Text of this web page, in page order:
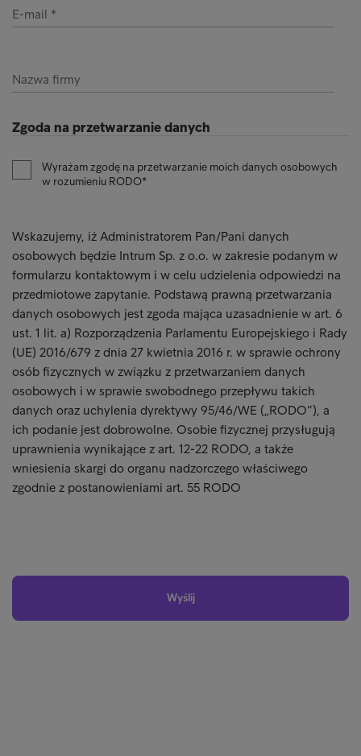
E-mail
Nazwa firmy
Zgoda na przetwarzanie danych
Wyrażam zgodę na przetwarzanie moich danych osobowych
w rozumieniu RODO
Wskazujemy, iż Administratorem Pan/Pani danych
osobowych będzie Intrum Sp. z o.o. w zakresie podanym w
formularzu kontaktowym i w celu udzielenia odpowiedzi na
przedmiotowe zapytanie. Podstawą prawną przetwarzania
danych osobowych jest zgoda mająca uzasadnienie w art. 6
ust. 1 lit. a) Rozporządzenia Parlamentu Europejskiego i Rady
(UE) 2016/679 z dnia 27 kwietnia 2016 r. w sprawie ochrony
osób fizycznych w związku z przetwarzaniem danych
osobowych i w sprawie swobodnego przepływu takich
danych oraz uchylenia dyrektywy 95/46/WE („RODO”), a
ich podanie jest dobrowolne. Osobie fizycznej przysługują
uprawnienia wynikające z art. 12-22 RODO, a także
wniesienia skargi do organu nadzorczego właściwego
zgodnie z postanowieniami art. 55 RODO